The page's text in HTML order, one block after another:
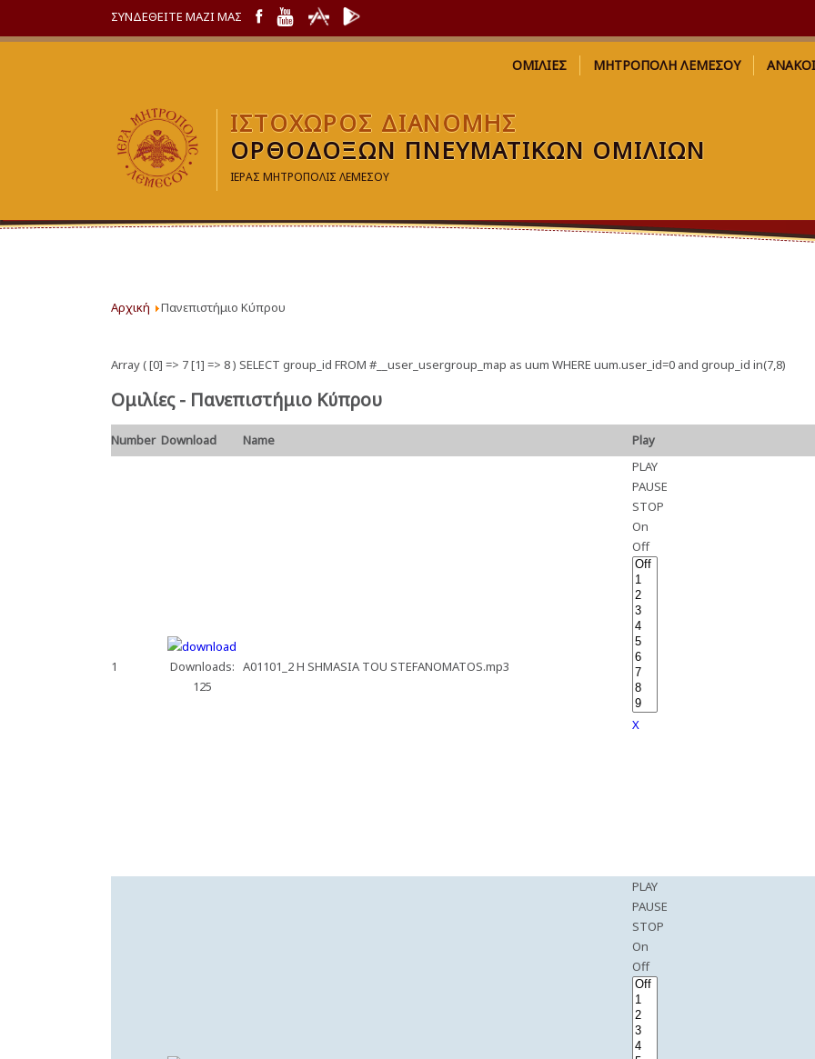
ΣΥΝΔΕΘΕΙΤΕ ΜΑΖΙ ΜΑΣ
ΟΜΙΛΙΕΣ ΜΗΤΡΟΠΟΛΗ ΛΕΜΕΣΟΥ
ΙΣΤΟΧΩΡΟΣ ΔΙΑΝΟΜΗΣ
ΟΡΘΟΔΟΞΩΝ ΠΝΕΥΜΑΤΙΚΩΝ ΟΜΙΛΙΩΝ
ΙΕΡΑΣ ΜΗΤΡΟΠΟΛΙΣ ΛΕΜΕΣΟΥ
Αρχική Πανεπιστήμιο Κύπρου
Array ( [0] => 7 [1] => 8 ) SELECT group_id FROM #__user_usergroup_map as uum WHERE uum.user_id=0 and group_id in(7,8)
Ομιλίες - Πανεπιστήμιο Κύπρου
Number Download Name Play
1
Downloads:
125
A01101_2 H SHMASIA TOU STEFANOMATOS.mp3
PLAY
PAUSE
STOP
On
Off
X
PLAY
PAUSE
STOP
On
Off